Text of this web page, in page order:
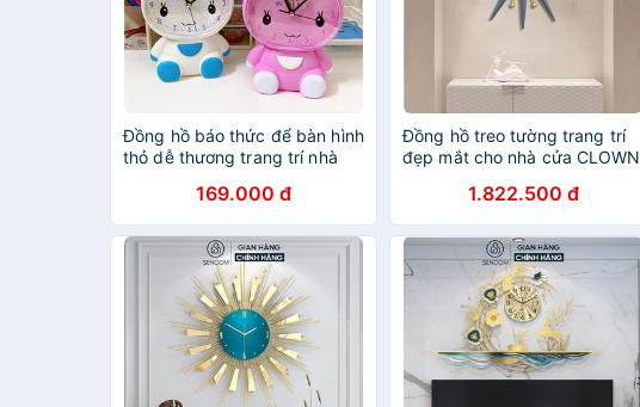
Đồng hồ báo thức để bàn hình
thỏ dễ thương trang trí nhà
169.000 đ
Đồng hồ treo tường trang trí
đẹp mắt cho nhà cửa CLOWN
1.822.500 đ